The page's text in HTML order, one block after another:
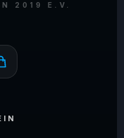
2019 E.V.